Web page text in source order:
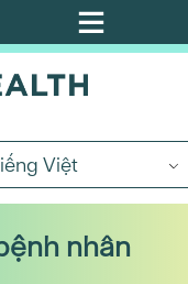
Việt
nhân